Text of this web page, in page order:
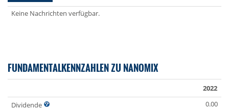
Keine Nachrichten verfügbar.
FUNDAMENTALKENNZAHLEN ZU NANOMIX
2022
Dividende
0.00